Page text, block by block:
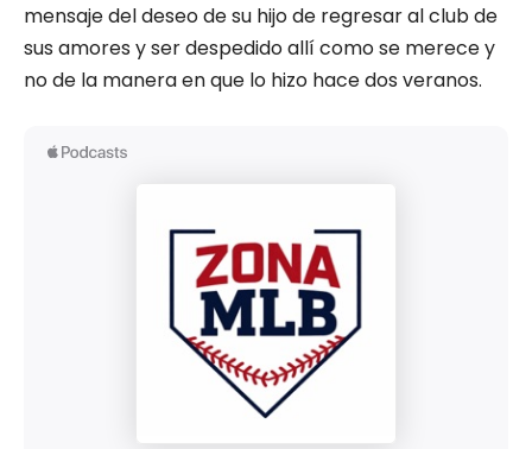
mensaje del deseo de su hijo de regresar al club de
sus amores y ser despedido allí como se merece y
no de la manera en que lo hizo hace dos veranos.